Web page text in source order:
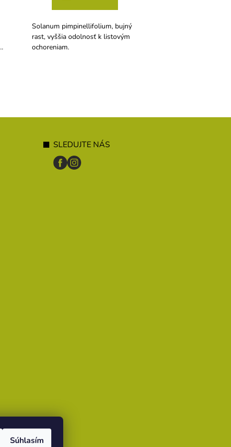
Súhlasím
Solanum pimpinellifolium, bujný
rast, vyššia odolnosť k listovým
ochoreniam.
SLEDUJTE NÁS